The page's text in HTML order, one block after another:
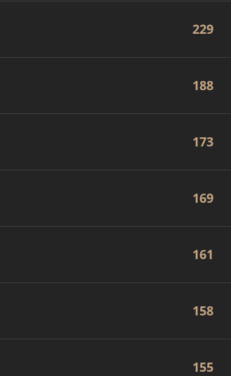
229
188
173
169
161
158
155